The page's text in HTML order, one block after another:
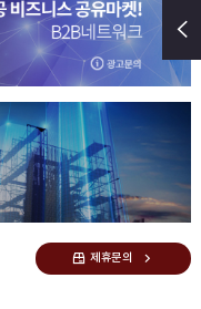
제휴문의